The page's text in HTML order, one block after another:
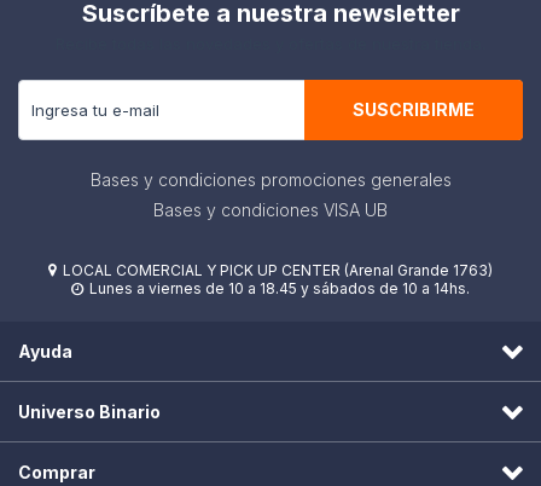
Suscríbete a nuestra newsletter
SUSCRIBIRME
Bases y condiciones promociones generales
Bases y condiciones VISA UB
 LOCAL COMERCIAL Y PICK UP CENTER (Arenal Grande 1763)
 Lunes a viernes de 10 a 18.45 y sábados de 10 a 14hs.
Ayuda
Universo Binario
Comprar